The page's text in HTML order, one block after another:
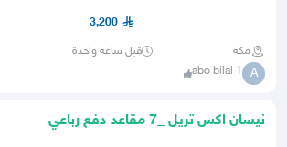
3,200
مكه قبل ساعة واحدة
A
abo bilal 1
نيسان اكس تريل _7 مقاعد دفع رباعي